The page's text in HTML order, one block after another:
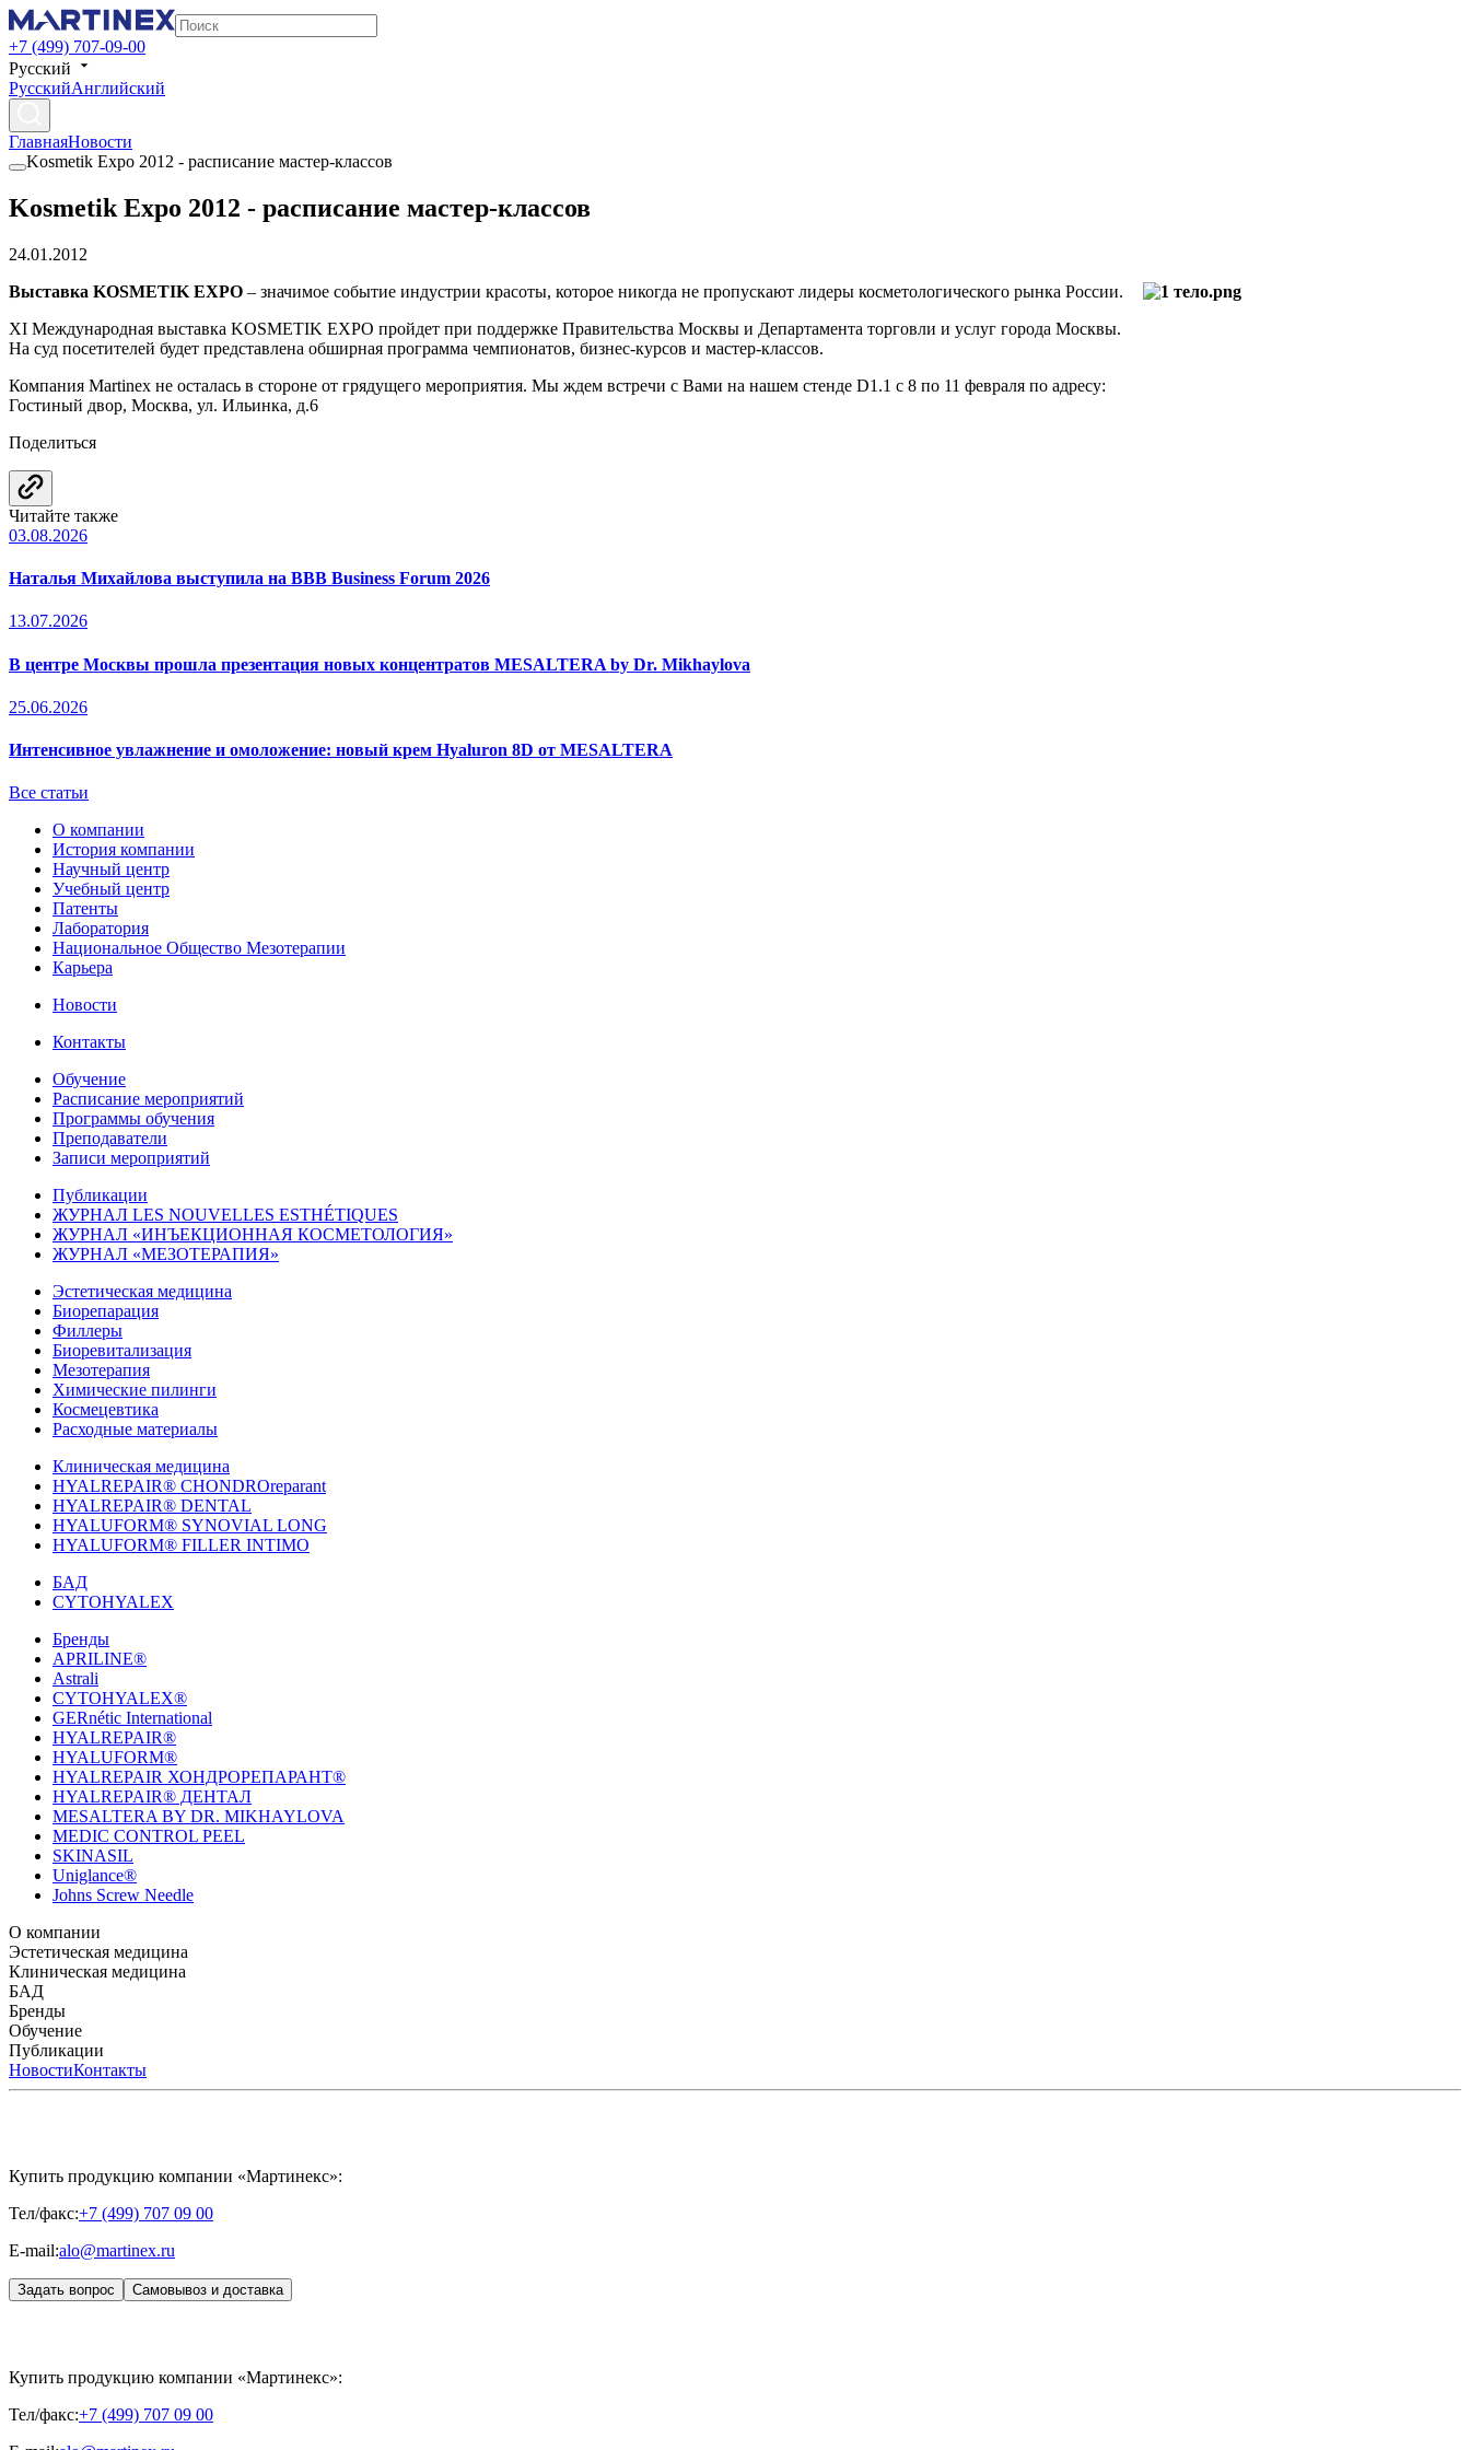
+7 (499) 707-09-00
Русский
РусскийАнглийский
ГлавнаяНовости
Kosmetik Expo 2012 - расписание мастер-классов
Kosmetik Expo 2012 - расписание мастер-классов
24.01.2012
Выставка KOSMETIK EXPO – значимое событие индустрии красоты, которое никогда не пропускают лидеры косметологического рынка России.
XI Международная выставка KOSMETIK EXPO пройдет при поддержке Правительства Москвы и Департамента торговли и услуг города Москвы.
На суд посетителей будет представлена обширная программа чемпионатов, бизнес-курсов и мастер-классов.
Компания Martinex не осталась в стороне от грядущего мероприятия. Мы ждем встречи с Вами на нашем стенде D1.1 с 8 по 11 февраля по адресу:
Гостиный двор, Москва, ул. Ильинка, д.6
Поделиться
Читайте также
03.08.2026
Наталья Михайлова выступила на BBB Business Forum 2026
13.07.2026
В центре Москвы прошла презентация новых концентратов MESALTERA by Dr. Mikhaylova
25.06.2026
Интенсивное увлажнение и омоложение: новый крем Hyaluron 8D от MESALTERA
Все статьи
О компании
История компании
Научный центр
Учебный центр
Патенты
Лаборатория
Национальное Общество Мезотерапии
Карьера
Новости
Контакты
Обучение
Расписание мероприятий
Программы обучения
Преподаватели
Записи мероприятий
Публикации
ЖУРНАЛ LES NOUVELLES ESTHÉTIQUES
ЖУРНАЛ «ИНЪЕКЦИОННАЯ КОСМЕТОЛОГИЯ»
ЖУРНАЛ «МЕЗОТЕРАПИЯ»
Эстетическая медицина
Биорепарация
Филлеры
Биоревитализация
Мезотерапия
Химические пилинги
Космецевтика
Расходные материалы
Клиническая медицина
HYALREPAIR® CHONDROreparant
HYALREPAIR® DENTAL
HYALUFORM® SYNOVIAL LONG
HYALUFORM® FILLER INTIMO
БАД
CYTOHYALEX
Бренды
APRILINE®
Astrali
CYTOHYALEX®
GERnétic International
HYALREPAIR®
HYALUFORM®
HYALREPAIR ХОНДРОРЕПАРАНТ®
HYALREPAIR® ДЕНТАЛ
MESALTERA BY DR. MIKHAYLOVA
MEDIC CONTROL PEEL
SKINASIL
Uniglance®
Johns Screw Needle
О компании
История компанииНаучный центр
Эстетическая медицина
БиорепарацияФиллерыБиоревитализация
Клиническая медицина
HYALREPAIR® CHONDROreparant
БАД
CYTOHYALEX
Бренды
APRILINE®
MIKHAYLOVA
Обучение
Расписание мероприятий
Публикации
ЖУРНАЛ LES NOUVELLES ESTHÉTIQUES
НовостиКонтакты
Купить продукцию компании «Мартинекс»:
Тел/факс:+7 (499) 707 09 00
E-mail:alo@martinex.ru
Задать вопрос Самовывоз и доставка
Купить продукцию компании «Мартинекс»:
Тел/факс:+7 (499) 707 09 00